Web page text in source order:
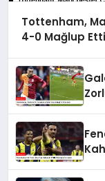
Tottenham,
4-0 Mağlup Etti